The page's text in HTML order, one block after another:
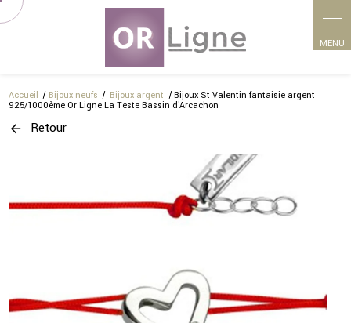
Accueil Bijoux neufs Bijoux argent
Bijoux St Valentin fantaisie argent
925/1000ème Or Ligne La Teste Bassin d'Arcachon
Retour
Panneau de gestion des cookies